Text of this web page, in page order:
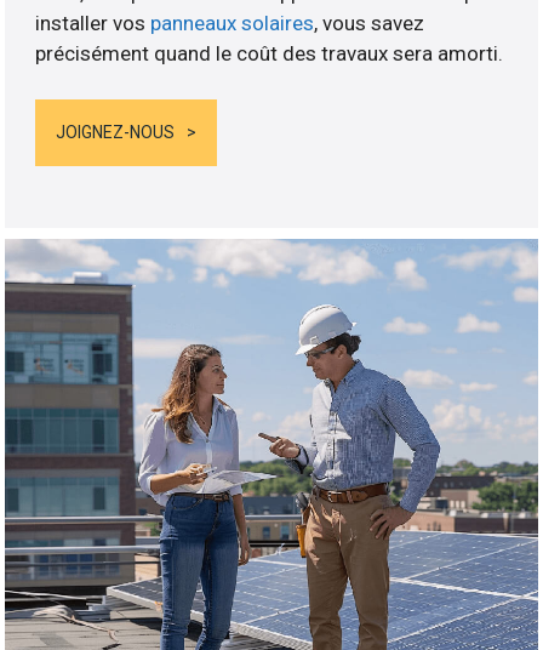
installer vos panneaux solaires, vous savez
précisément quand le coût des travaux sera amorti.
JOIGNEZ-NOUS